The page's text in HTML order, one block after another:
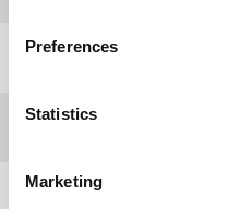
Preferences
Statistics
Marketing
Jaar